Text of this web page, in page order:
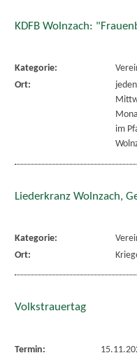
KDFB Wolnzach:
Kategorie:
Ort:
im
Liederkranz Wolnzach,
Kategorie:
Ort:
Volkstrauertag
Termin: